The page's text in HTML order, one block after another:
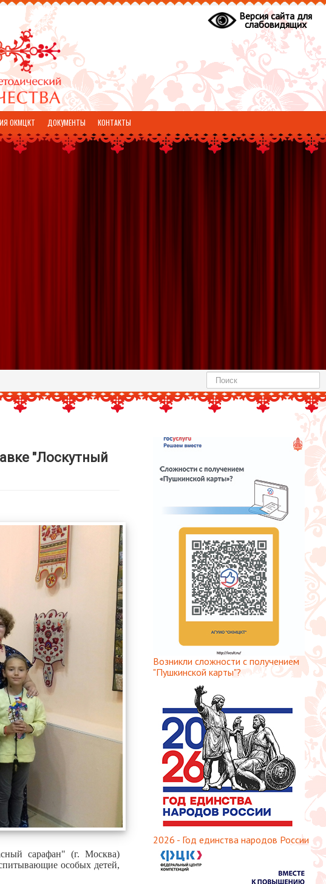
Версия сайта для
слабовидящих
ОКМЦКТ ДОКУМЕНТЫ КОНТАКТЫ
Найти
"Лоскутный
сарафан" (г. Москва)
особых детей,
Возникли сложности с получением
"Пушкинской карты"?
2026 - Год единства народов России